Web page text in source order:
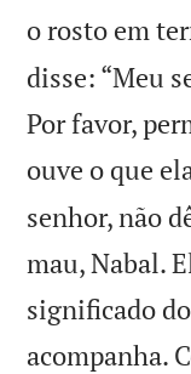
o rosto em
disse: “Meu
Por favor,
ouve o que
senhor, não
mau, Nabal.
significado
acompanha.